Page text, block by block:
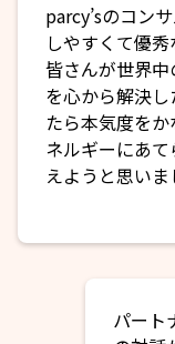
parcy’sのコン
しやすくて優秀
皆さんが世界
を心から解決
たら本気度を
ネルギーにあ
えようと思いま
パート